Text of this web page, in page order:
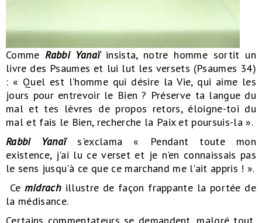
Comme Rabbi Yanaï insista, notre homme sortit un
livre des Psaumes et lui lut les versets (Psaumes 34)
: « Quel est l’homme qui désire la Vie, qui aime les
jours pour entrevoir le Bien ? Préserve ta langue du
mal et tes lèvres de propos retors, éloigne-toi du
mal et fais le Bien, recherche la Paix et poursuis-la ».
Rabbi Yanaï
s'exclama « Pendant toute mon
existence, j'ai lu ce verset et je n'en connaissais pas
le sens jusqu'à ce que ce marchand me l'ait appris ! ».
Ce midrach illustre de façon frappante la portée de
la médisance.
Certains commentateurs se demandent, malgré tout,